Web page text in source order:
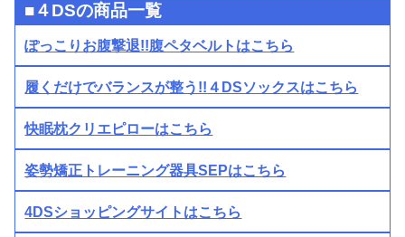
■４DSの商品一覧
ぽっこりお腹撃退!!腹ペタベルトはこちら
履くだけでバランスが整う!!４DSソックスはこちら
快眠枕クリエピローはこちら
姿勢矯正トレーニング器具SEPはこちら
4DSショッピングサイトはこちら